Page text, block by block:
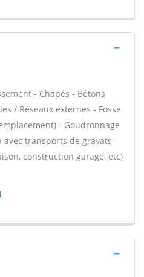
- Chapes - Bétons
/ Réseaux externes - Fosse
- Goudronnage
transports de gravats -
construction garage, etc)